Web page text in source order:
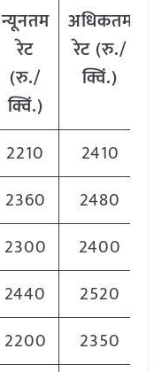
न्यूनतम
रेट
(रु./
क्विं.)
अधिकतम
रेट (रु./
क्विं.)
2210 2410
2360 2480
2300 2400
2440 2520
2200 2350